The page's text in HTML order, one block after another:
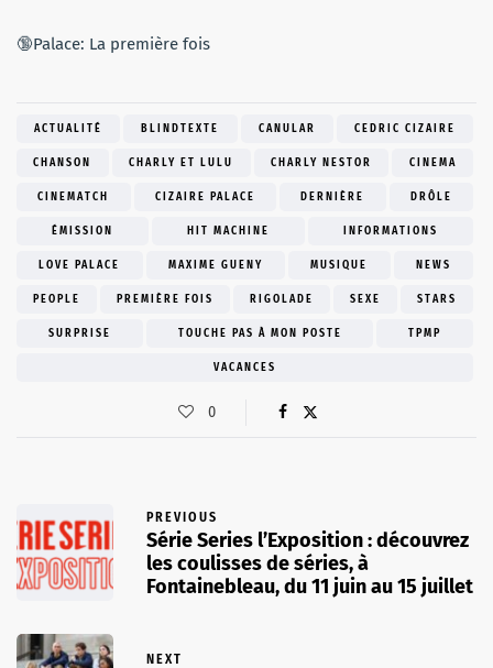
🔞Palace: La première fois
ACTUALITÉ BLINDTEXTE CANULAR CEDRIC CIZAIRE
CHANSON CHARLY ET LULU CHARLY NESTOR CINEMA
CINEMATCH CIZAIRE PALACE DERNIÈRE DRÔLE
ÉMISSION HIT MACHINE INFORMATIONS
LOVE PALACE MAXIME GUENY MUSIQUE NEWS
PEOPLE PREMIÈRE FOIS RIGOLADE SEXE STARS
SURPRISE TOUCHE PAS À MON POSTE TPMP
VACANCES
0
PREVIOUS
Série Series l’Exposition : découvrez
les coulisses de séries, à
Fontainebleau, du 11 juin au 15 juillet
NEXT